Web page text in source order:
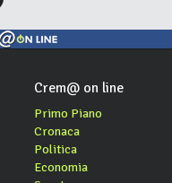
Crem@ on line
Primo Piano
Cronaca
Politica
Economia